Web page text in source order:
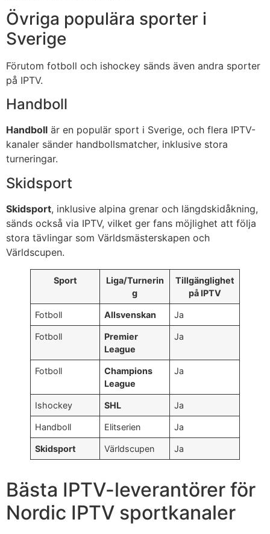
Övriga populära sporter i
Sverige
Förutom fotboll och ishockey sänds även andra sporter
på IPTV.
Handboll
Handboll är en populär sport i Sverige, och flera IPTV-
kanaler sänder handbollsmatcher, inklusive stora
turneringar.
Skidsport
Skidsport, inklusive alpina grenar och längdskidåkning,
sänds också via IPTV, vilket ger fans möjlighet att följa
stora tävlingar som Världsmästerskapen och
Världscupen.
Sport
Liga/Turnerin
g
Tillgänglighet
på IPTV
Fotboll Allsvenskan Ja
Fotboll
Premier
League
Ja
Fotboll
Champions
League
Ja
Ishockey SHL Ja
Handboll Elitserien Ja
Skidsport Världscupen Ja
Bästa IPTV-leverantörer för
Nordic IPTV sportkanaler